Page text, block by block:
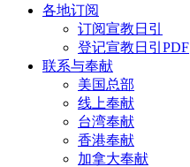
各地订阅
订阅宣教日引
登记宣教日引PDF
联系与奉献
美国总部
线上奉献
台湾奉献
香港奉献
加拿大奉献